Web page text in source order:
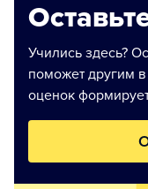
Учились здесь?
поможет другим
оценок